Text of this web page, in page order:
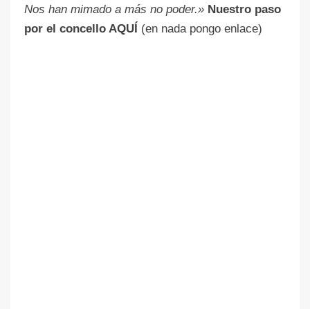
Nos han mimado a más no poder.» Nuestro paso
por el concello AQUÍ (en nada pongo enlace)